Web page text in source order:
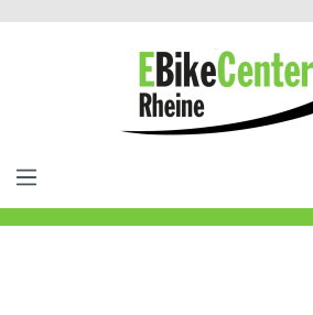
springen